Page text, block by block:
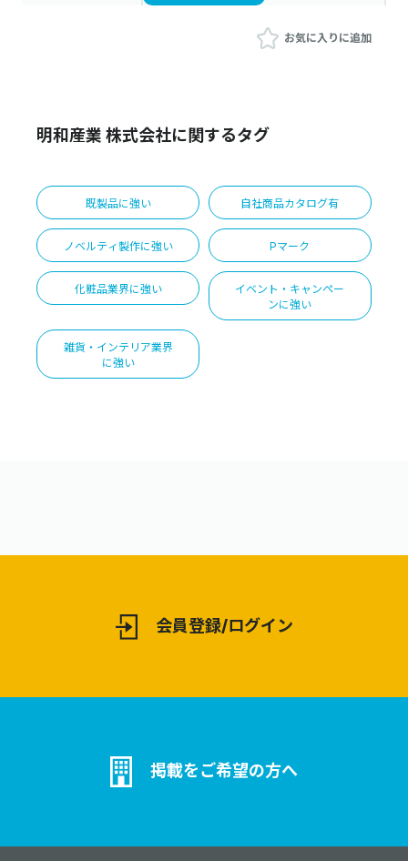
お気に入りに追加
明和産業 株式会社に関するタグ
既製品に強い 自社商品カタログ有
ノベルティ製作に強い Pマーク
化粧品業界に強い
イベント・キャンペー
ンに強い
雑貨・インテリア業界
に強い
会員登録/ログイン
掲載をご希望の方へ